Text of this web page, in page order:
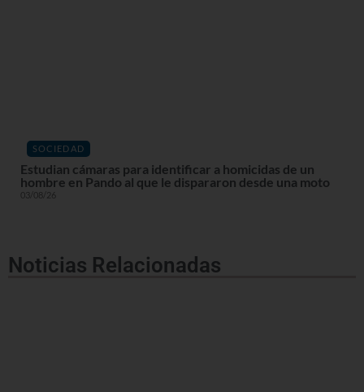
SOCIEDAD
Estudian cámaras para identificar a homicidas de un
hombre en Pando al que le dispararon desde una moto
03/08/26
Noticias Relacionadas